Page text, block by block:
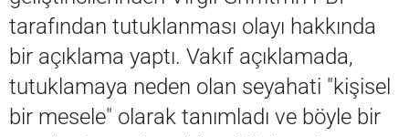
tarafından tutuklanması olayı hakkında
bir açıklama yaptı. Vakıf açıklamada,
tutuklamaya neden olan seyahati "kişisel
bir mesele" olarak tanımladı ve böyle bir